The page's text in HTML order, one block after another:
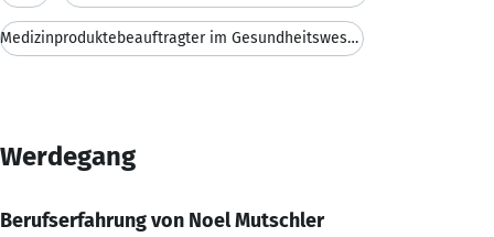
Medizinproduktebeauftragter im Gesundheitswesen
Werdegang
Berufserfahrung von Noel Mutschler